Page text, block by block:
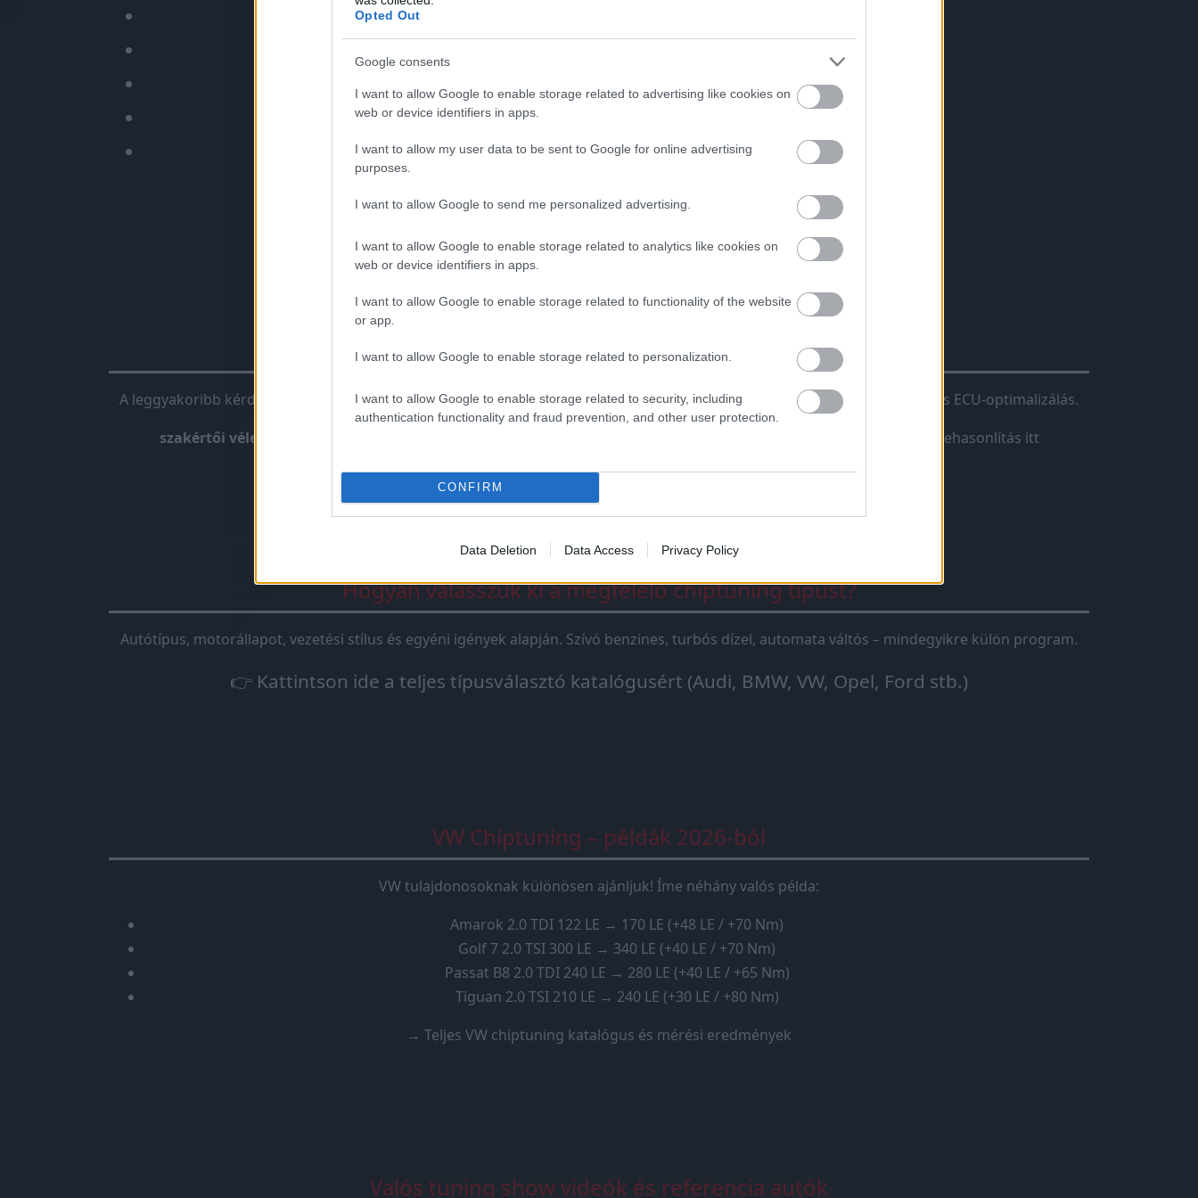
Opted Out
Google consents
I want to allow Google to enable storage related to advertising like cookies on
web or device identifiers in apps.
I want to allow my user data to be sent to Google for online advertising
purposes.
I want to allow Google to send me personalized advertising.
I want to allow Google to enable storage related to analytics like cookies on
web or device identifiers in apps.
I want to allow Google to enable storage related to functionality of the website
or app.
I want to allow Google to enable storage related to personalization.
I want to allow Google to enable storage related to security, including
authentication functionality and fraud prevention, and other user protection.
CONFIRM
Data Deletion Data Access Privacy Policy
Nyomaték-növekedés
✅ Dinamikusabb gyorsulás, jobb gázpedál-reakció
✅ Biztonságosabb előzés, alacsonyabb fordulatszámon is erős motor
✅ Nem nő a károsanyag-kibocsátás, a diagnosztika zavartalan
→ Olvassa el részletesen a chiptuning oldalunkat
Chiptuning vs Tuningbox – miért nyer mindig a chiptuning?
A leggyakoribb kérdés, amit kapunk. Atuningboxcsak egy jelhamisító doboz, ami 1-2 szenzort „átver”. A chiptuning
teljes ECU-optimalizálás.
szakértői véleményünk:
→ Teljes összehasonlítás itt
Hogyan válasszuk ki a megfelelő chiptuning típust?
Autótípus, motorállapot, vezetési stílus és egyéni igények alapján. Szívó benzines, turbós dízel, automata váltós – mindegyikre külön program.
👉 Kattintson ide a teljes típusválasztó katalógusért (Audi, BMW, VW, Opel, Ford stb.)
VW Chiptuning – példák 2026-ból
VW tulajdonosoknak különösen ajánljuk! Íme néhány valós példa:
Amarok 2.0 TDI 122 LE → 170 LE (+48 LE / +70 Nm)
Golf 7 2.0 TSI 300 LE → 340 LE (+40 LE / +70 Nm)
Passat B8 2.0 TDI 240 LE → 280 LE (+40 LE / +65 Nm)
Tiguan 2.0 TSI 210 LE → 240 LE (+30 LE / +80 Nm)
→ Teljes VW chiptuning katalógus és mérési eredmények
Valós tuning show videók és referencia autók